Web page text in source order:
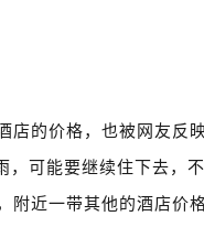
店的价格，也被网友反
可能要继续住下去，
近一带其他的酒店价